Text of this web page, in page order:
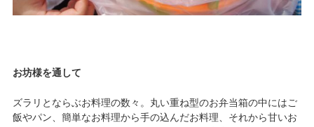
お坊様を通して
ズラリとならぶお料理の数々。丸い重ね型のお弁当箱の中にはご
飯やパン、簡単なお料理から手の込んだお料理、それから甘いお